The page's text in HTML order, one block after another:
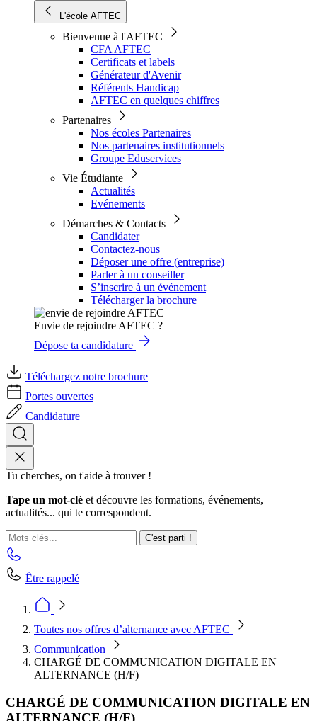
L'école AFTEC
Bienvenue à l'AFTEC
CFA AFTEC
Certificats et labels
Générateur d'Avenir
Référents Handicap
AFTEC en quelques chiffres
Partenaires
Nos écoles Partenaires
Nos partenaires institutionnels
Groupe Eduservices
Vie Étudiante
Actualités
Evénements
Démarches & Contacts
Candidater
Contactez-nous
Déposer une offre (entreprise)
Parler à un conseiller
S’inscrire à un événement
Télécharger la brochure
Envie de rejoindre AFTEC ?
Dépose ta candidature
Téléchargez notre brochure
Portes ouvertes
Candidature
Tu cherches, on t'aide à trouver !
Tape un mot-clé et découvre les formations, événements,
actualités... qui te correspondent.
C'est parti !
Être rappelé
Toutes nos offres d’alternance avec AFTEC
Communication
CHARGÉ DE COMMUNICATION DIGITALE EN
ALTERNANCE (H/F)
CHARGÉ DE COMMUNICATION DIGITALE EN
ALTERNANCE (H/F)